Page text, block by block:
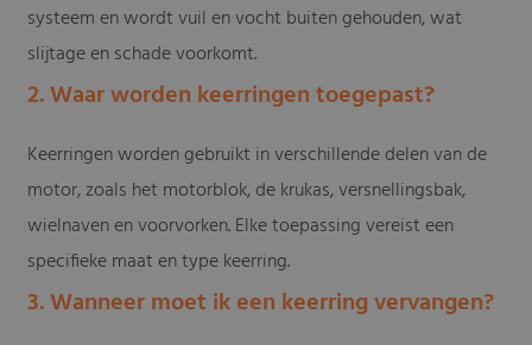
systeem en wordt vuil en vocht buiten gehouden, wat
slijtage en schade voorkomt.
2. Waar worden keerringen toegepast?
Keerringen worden gebruikt in verschillende delen van de
motor, zoals het motorblok, de krukas, versnellingsbak,
wielnaven en voorvorken. Elke toepassing vereist een
specifieke maat en type keerring.
3. Wanneer moet ik een keerring vervangen?